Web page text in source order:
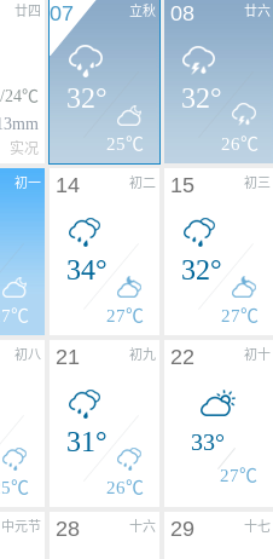
廿四
/24℃
实况
立秋
07
32°
25℃
廿六
08
32°
26℃
初一 初二
14
34°
27℃
初三
15
32°
27℃
初八 初九
21
31°
26℃
初十
22
33°
27℃
中元节 十六
28 十七
29